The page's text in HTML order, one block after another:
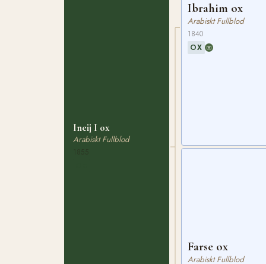
Ineij I ox
Arabiskt Fullblod
Ibrahim ox
Arabiskt Fullblod
1840
OX
Farse ox
Arabiskt Fullblod